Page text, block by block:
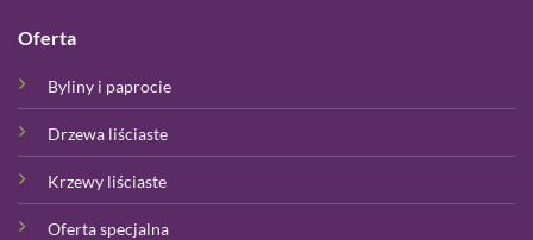
Oferta
Byliny i paprocie
Drzewa liściaste
Krzewy liściaste
Oferta specjalna